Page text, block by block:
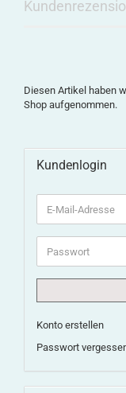
Diesen Artikel haben
Shop aufgenommen.
Kundenlogin
Konto erstellen
Passwort